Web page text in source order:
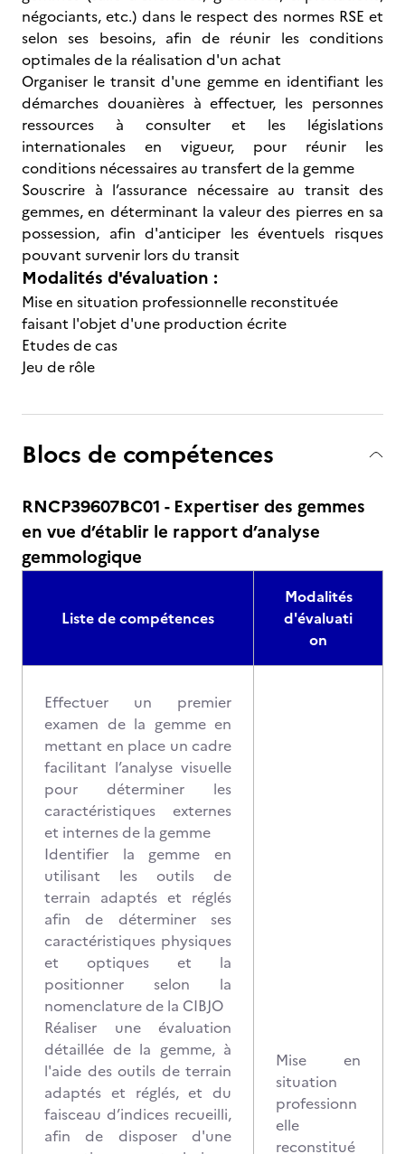
négociants, etc.) dans le respect des normes RSE et
selon ses besoins, afin de réunir les conditions
optimales de la réalisation d'un achat
Organiser le transit d'une gemme en identifiant les
démarches douanières à effectuer, les personnes
ressources à consulter et les législations
internationales en vigueur, pour réunir les
conditions nécessaires au transfert de la gemme
Souscrire à l’assurance nécessaire au transit des
gemmes, en déterminant la valeur des pierres en sa
possession, afin d'anticiper les éventuels risques
pouvant survenir lors du transit
Modalités d'évaluation :
Mise en situation professionnelle reconstituée
faisant l'objet d'une production écrite
Etudes de cas
Jeu de rôle
Blocs de compétences
RNCP39607BC01 - Expertiser des gemmes
en vue d’établir le rapport d’analyse
gemmologique
Liste de compétences
Modalités
d'évaluati
on
Effectuer un premier
examen de la gemme en
mettant en place un cadre
facilitant l’analyse visuelle
pour déterminer les
caractéristiques externes
et internes de la gemme
Identifier la gemme en
utilisant les outils de
terrain adaptés et réglés
afin de déterminer ses
caractéristiques physiques
et optiques et la
positionner selon la
nomenclature de la CIBJO
Réaliser une évaluation
détaillée de la gemme, à
l'aide des outils de terrain
adaptés et réglés, et du
faisceau d’indices recueilli,
afin de disposer d'une
Mise en
situation
professionn
elle
reconstitué